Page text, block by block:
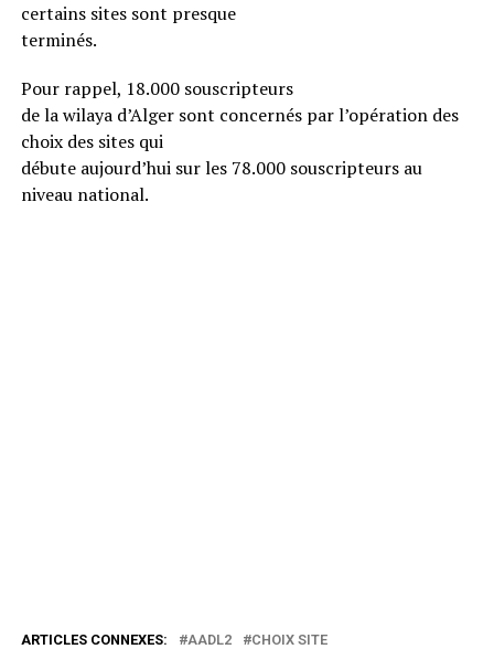
certains sites sont presque
terminés.
Pour rappel, 18.000 souscripteurs
de la wilaya d’Alger sont concernés par l’opération des
choix des sites qui
débute aujourd’hui sur les 78.000 souscripteurs au
niveau national.
ARTICLES CONNEXES: AADL2
CHOIX SITE